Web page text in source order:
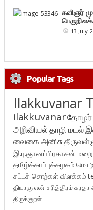
கவிஞர்
13 July
Popular Tags
Ilakkuvanar
ilakkuvanarதோழர்
அறிவியல்தாழி மடல்
வைகை அனிசு
இ.பு.ஞானப்பிரகாசன்
தமிழ்க்காப்புக்கழகம்
சட்டச் சொற்கள் விளக்கம்
தியாகுஎன் சரித்திரம்சுரதா
திருக்குறள்